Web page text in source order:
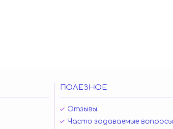
ПОЛЕЗНОЕ
Отзывы
Часто задаваемые вопросы